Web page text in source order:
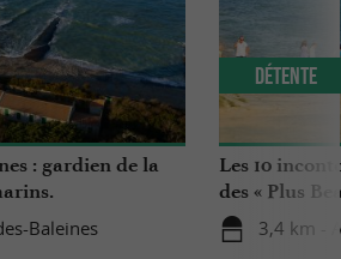
: gardien de la
Baleines
Les 10
des « Plus
de
3,4 km -
Détente